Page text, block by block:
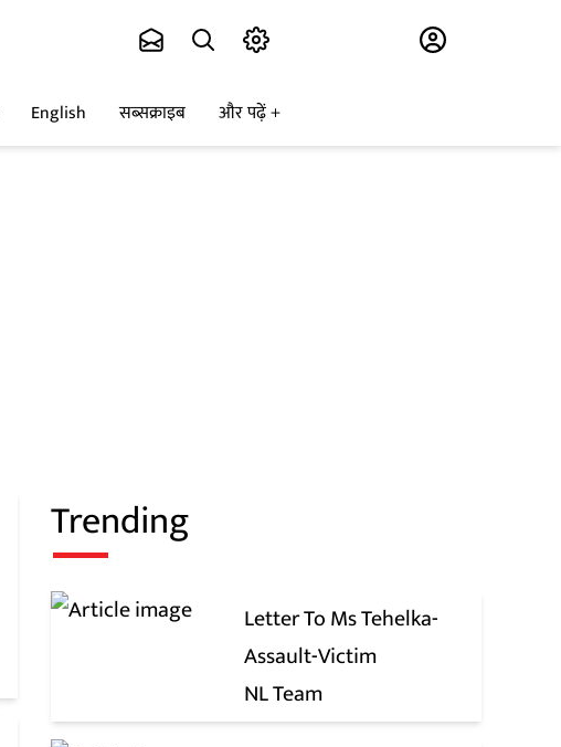
English सब्सक्राइब और पढ़ें
Trending
Letter To Ms Tehelka-
Assault-Victim
NL Team